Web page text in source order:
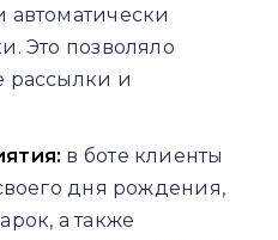
автоматически
Это позволяло
рассылки и
в боте клиенты
дня рождения,
а также